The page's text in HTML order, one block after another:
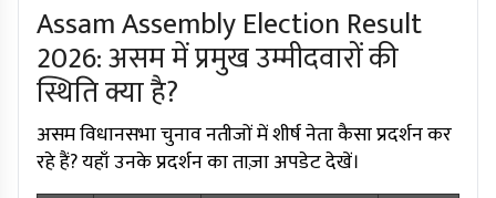
Assam Assembly Election Result
2026: असम में प्रमुख उम्मीदवारों की
स्थिति क्या है?
असम विधानसभा चुनाव नतीजों में शीर्ष नेता कैसा प्रदर्शन कर
रहे हैं? यहाँ उनके प्रदर्शन का ताज़ा अपडेट देखें।